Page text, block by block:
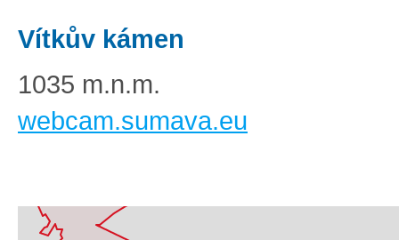
Vítkův kámen
1035 m.n.m.
webcam.sumava.eu